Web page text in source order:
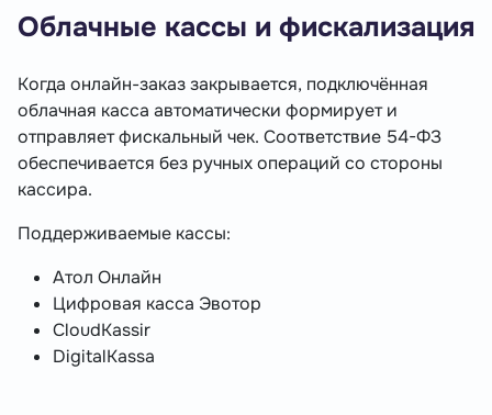
Облачные кассы и фискализация
Когда онлайн-заказ закрывается, подключённая
облачная касса автоматически формирует и
отправляет фискальный чек. Соответствие 54-ФЗ
обеспечивается без ручных операций со стороны
кассира.
Поддерживаемые кассы:
Атол Онлайн
Цифровая касса Эвотор
CloudKassir
DigitalKassa